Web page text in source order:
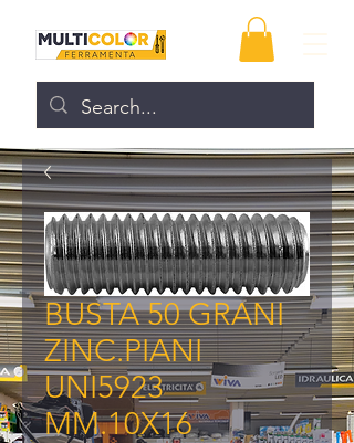
BUSTA 50 GRANI
ZINC.PIANI
UNI5923
MM.10X16